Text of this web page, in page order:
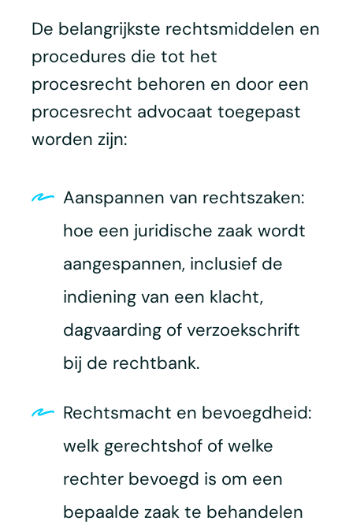
De belangrijkste rechtsmiddelen en
procedures die tot het
procesrecht behoren en door een
procesrecht advocaat toegepast
worden zijn:
Aanspannen van rechtszaken:
hoe een juridische zaak wordt
aangespannen, inclusief de
indiening van een klacht,
dagvaarding of verzoekschrift
bij de rechtbank.
Rechtsmacht en bevoegdheid:
welk gerechtshof of welke
rechter bevoegd is om een
bepaalde zaak te behandelen